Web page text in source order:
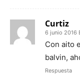
Curtiz
6 junio 2016
Con aito
balvin,
Respuesta